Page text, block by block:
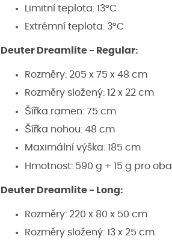
Limitní teplota: 13°C
Extrémní teplota: 3°C
Deuter Dreamlite - Regular:
Rozměry: 205 x 75 x 48 cm
Rozměry složený: 12 x 22 cm
Šířka ramen: 75 cm
Šířka nohou: 48 cm
Maximální výška: 185 cm
Hmotnost: 590 g + 15 g pro obal
Deuter Dreamlite - Long:
Rozměry: 220 x 80 x 50 cm
Rozměry složený: 13 x 25 cm